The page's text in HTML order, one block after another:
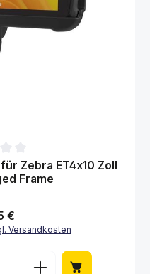
0 von 5 Sternen
Zebra ET4x10 Zoll
Frame
Preis:
€
Versandkosten
den gewünschten